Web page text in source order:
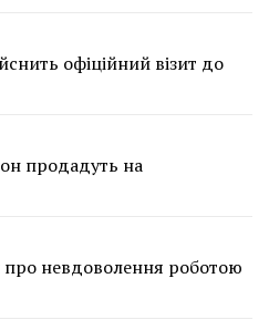
офіційний візит до
продадуть на
невдоволення роботою